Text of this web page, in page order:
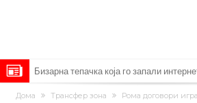
Бизарна тепачка која го запали
прифати најлудиот предизвик на
Меси, Нејмар и Суарез повторно
Дома Трансфер зона Рома договори